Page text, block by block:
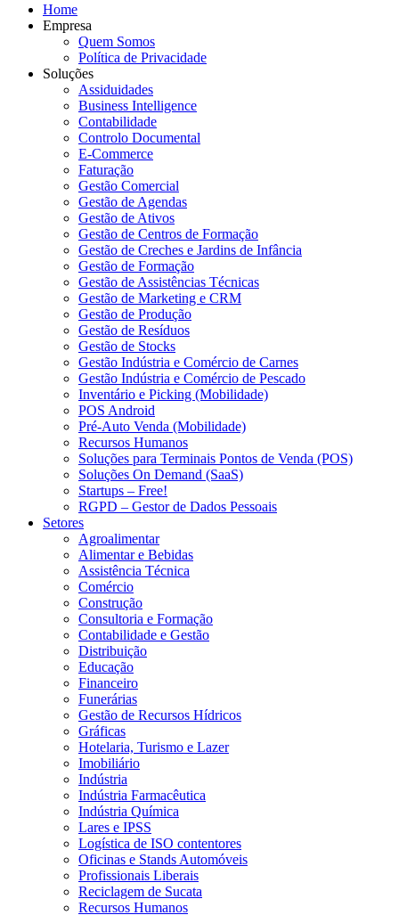
Home
Empresa
Quem Somos
Política de Privacidade
Soluções
Assiduidades
Business Intelligence
Contabilidade
Controlo Documental
E-Commerce
Faturação
Gestão Comercial
Gestão de Agendas
Gestão de Ativos
Gestão de Centros de Formação
Gestão de Creches e Jardins de Infância
Gestão de Formação
Gestão de Assistências Técnicas
Gestão de Marketing e CRM
Gestão de Produção
Gestão de Resíduos
Gestão de Stocks
Gestão Indústria e Comércio de Carnes
Gestão Indústria e Comércio de Pescado
Inventário e Picking (Mobilidade)
POS Android
Pré-Auto Venda (Mobilidade)
Recursos Humanos
Soluções para Terminais Pontos de Venda (POS)
Soluções On Demand (SaaS)
Startups – Free!
RGPD – Gestor de Dados Pessoais
Setores
Agroalimentar
Alimentar e Bebidas
Assistência Técnica
Comércio
Construção
Consultoria e Formação
Contabilidade e Gestão
Distribuição
Educação
Financeiro
Funerárias
Gestão de Recursos Hídricos
Gráficas
Hotelaria, Turismo e Lazer
Imobiliário
Indústria
Indústria Farmacêutica
Indústria Química
Lares e IPSS
Logística de ISO contentores
Oficinas e Stands Automóveis
Profissionais Liberais
Reciclagem de Sucata
Recursos Humanos